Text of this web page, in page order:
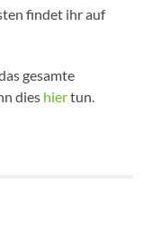
findet ihr auf
gesamte
dies hiertun.